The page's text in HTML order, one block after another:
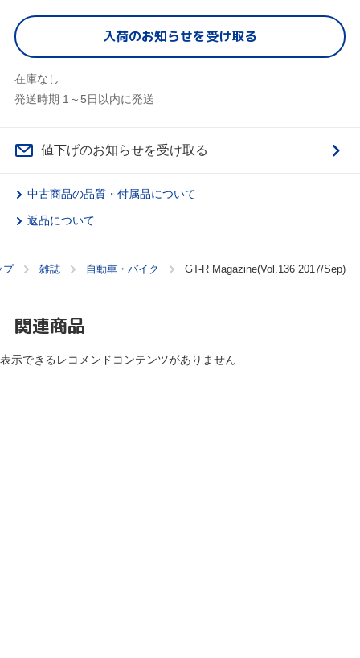
入荷のお知らせを受け取る
在庫なし
発送時期 1～5日以内に発送
値下げのお知らせを受け取る
中古商品の品質・付属品について
返品について
プ 雑誌 自動車・バイク GT-R Magazine(Vol.136 2017/Sep)
関連商品
表示できるレコメンドコンテンツがありません